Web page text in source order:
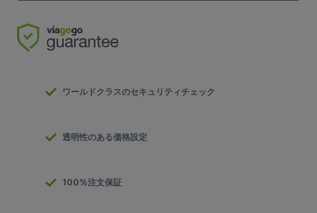
ワールドクラスのセキュリティチェック
透明性のある価格設定
100%注文保証